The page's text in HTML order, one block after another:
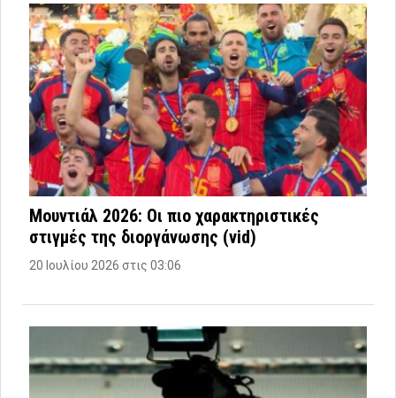
Μουντιάλ 2026: Οι πιο χαρακτηριστικές
στιγμές της διοργάνωσης (vid)
20 Ιουλίου 2026 στις 03:06